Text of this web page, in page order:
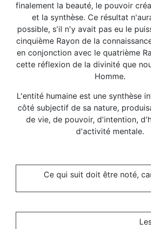
finalement la beauté, le pouvoir
et la synthèse. Ce résultat
possible, s'il n'y avait pas eu le
cinquième Rayon de la
en conjonction avec le quatrième
cette réflexion de la divinité que
Homme.
L'entité humaine est une synthèse
côté subjectif de sa nature,
de vie, de pouvoir, d'intention,
d'activité mentale.
Ce qui suit doit être noté,